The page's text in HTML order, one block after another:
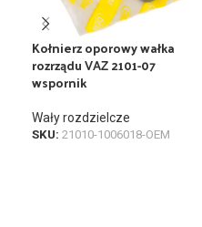
Kołnierz oporowy wałka
rozrządu VAZ 2101-07
wspornik
Wały rozdzielcze
SKU: 21010-1006018-OEM